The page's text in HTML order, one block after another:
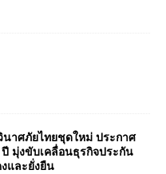
าศภัยไทยชุดใหม่ ประกาศ
มุ่งขับเคลื่อนธุรกิจประกัน
และยั่งยืน